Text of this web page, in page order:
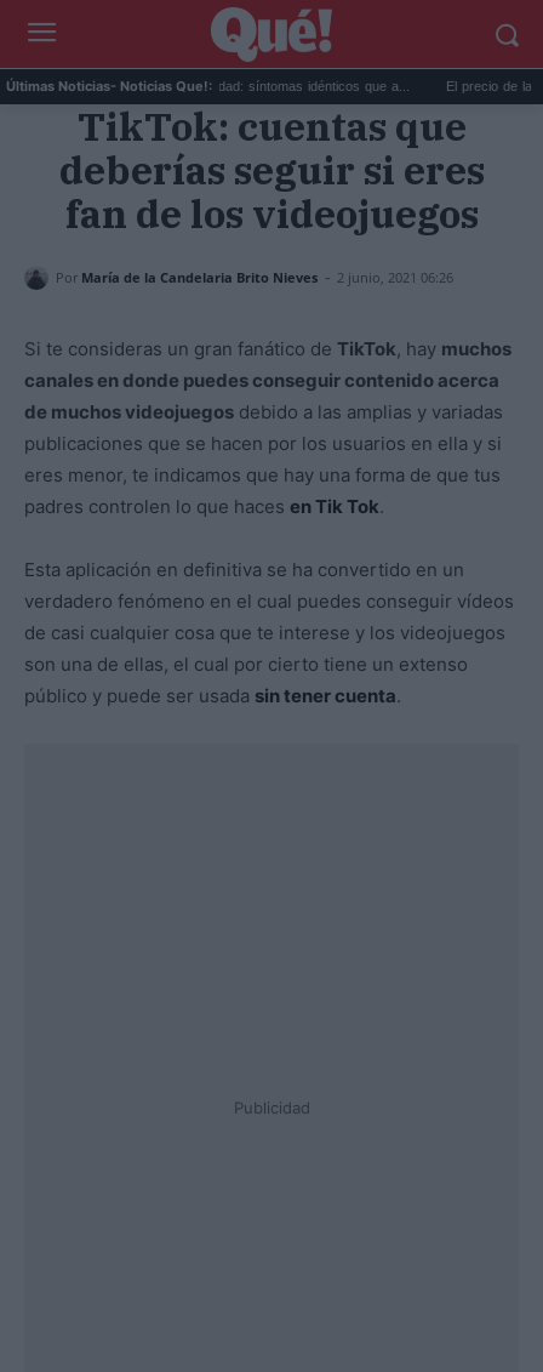
Últimas Noticias- Noticias Que!:
Calor extremo y ansiedad: síntomas idénticos que a... El precio de la vivienda
TikTok: cuentas que
deberías seguir si eres
fan de los videojuegos
Por María de la Candelaria Brito Nieves - 2 junio, 2021 06:26
Si te consideras un gran fanático de TikTok, hay muchos
canales en donde puedes conseguir contenido acerca
de muchos videojuegos debido a las amplias y variadas
publicaciones que se hacen por los usuarios en ella y si
eres menor, te indicamos que hay una forma de que tus
padres controlen lo que haces en Tik Tok.
Esta aplicación en definitiva se ha convertido en un
verdadero fenómeno en el cual puedes conseguir vídeos
de casi cualquier cosa que te interese y los videojuegos
son una de ellas, el cual por cierto tiene un extenso
público y puede ser usada sin tener cuenta.
Publicidad